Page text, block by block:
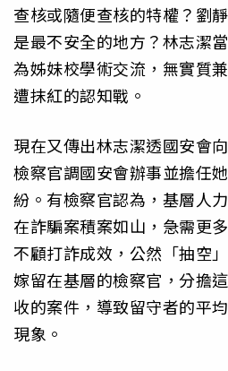
查核或隨便查核的特權？劉
是最不安全的地方？林志潔
為姊妹校學術交流，無實質
遭抹紅的認知戰。
現在又傳出林志潔透國安會
檢察官調國安會辦事並擔任
紛。有檢察官認為，基層人
在詐騙案積案如山，急需更
不顧打詐成效，公然「抽空
嫁留在基層的檢察官，分擔
收的案件，導致留守者的平
現象。